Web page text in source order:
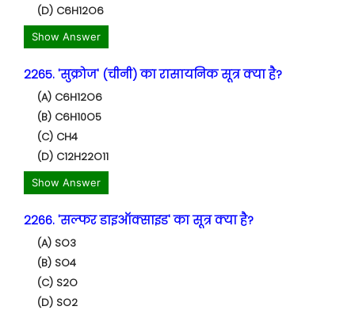
(D) C6H12O6
Show Answer
2265. 'सुक्रोज' (चीनी) का रासायनिक सूत्र क्या है?
(A) C6H12O6
(B) C6H10O5
(C) CH4
(D) C12H22O11
Show Answer
2266. 'सल्फर डाइऑक्साइड' का सूत्र क्या है?
(A) SO3
(B) SO4
(C) S2O
(D) SO2